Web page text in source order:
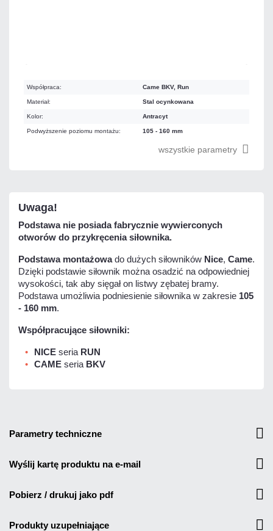
Współpraca: Came BKV, Run
Materiał: Stal ocynkowana
Kolor: Antracyt
Podwyższenie poziomu montażu: 105 - 160 mm
wszystkie parametry
Uwaga!
Podstawa nie posiada fabrycznie wywierconych
otworów do przykręcenia siłownika.
Podstawa montażowado dużych siłowników Nice, Came.
Dzięki podstawie siłownik można osadzić na odpowiedniej
wysokości, tak aby sięgał on listwy zębatej bramy.
Podstawa umożliwia podniesienie siłownika w zakresie 105
- 160 mm.
Współpracujące siłowniki:
NICE seria RUN
CAME seria BKV
parametry techniczne
wyślij kartę produktu na e-mail
pobierz / drukuj jako pdf
produkty uzupełniające